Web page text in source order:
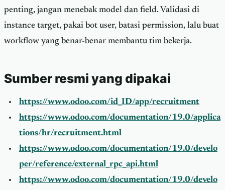
penting, jangan menebak model dan field. Validasi di
instance target, pakai bot user, batasi permission, lalu buat
workflow yang benar-benar membantu tim bekerja.
Sumber resmi yang dipakai
https://www.odoo.com/id_ID/app/recruitment
https://www.odoo.com/documentation/19.0/applica
tions/hr/recruitment.html
https://www.odoo.com/documentation/19.0/develo
per/reference/external_rpc_api.html
https://www.odoo.com/documentation/19.0/develo